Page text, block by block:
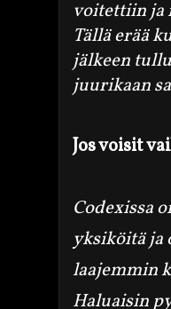
voitettiin ja
Tällä erää
jälkeen
juurikaan
Jos voisit
Codexissa
yksiköitä ja
laajemmin
Haluaisin